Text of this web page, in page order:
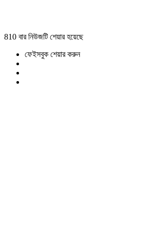
810 বার নিউজটি শেয়ার হয়েছে
ফেইসবুক শেয়ার করুন